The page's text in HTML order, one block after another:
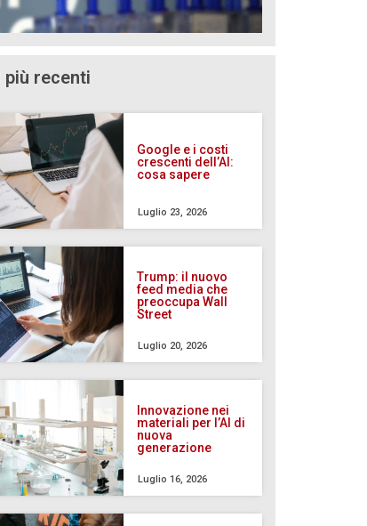
più recenti
Google e i costi
crescenti dell’AI:
cosa sapere
Luglio 23, 2026
Trump: il nuovo
feed media che
preoccupa Wall
Street
Luglio 20, 2026
Innovazione nei
materiali per l’AI di
nuova
generazione
Luglio 16, 2026